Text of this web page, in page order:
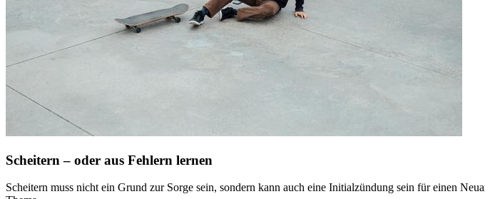
Scheitern – oder aus Fehlern lernen
Scheitern muss nicht ein Grund zur Sorge sein, sondern kann auch eine Initialzündung sein für einen